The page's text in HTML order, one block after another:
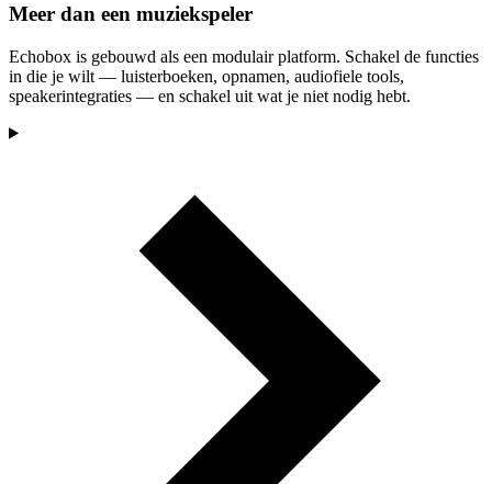
Meer dan een muziekspeler
Echobox is gebouwd als een modulair platform. Schakel de functies
in die je wilt — luisterboeken, opnamen, audiofiele tools,
speakerintegraties — en schakel uit wat je niet nodig hebt.